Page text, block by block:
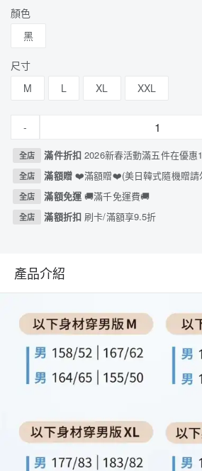
顏色
黑
尺寸
M
L XL XXL
-
全店 滿件折扣2026新春活動滿五件在優惠
全店 滿額贈 ❤️滿額贈❤️(美日韓式隨機贈請
全店 滿額免運🚚滿千免運費🚚
全店 滿額折扣 刷卡/滿額享9.5折
產品介紹